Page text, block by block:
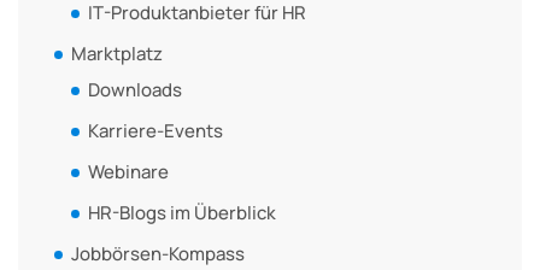
IT-Produktanbieter für HR
Marktplatz
Downloads
Karriere-Events
Webinare
HR-Blogs im Überblick
Jobbörsen-Kompass